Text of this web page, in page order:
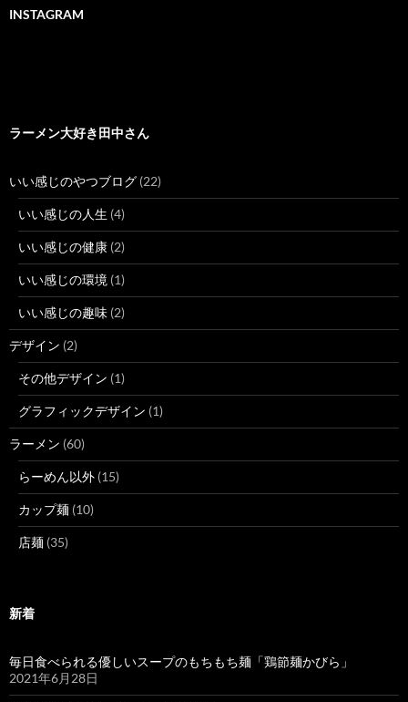
INSTAGRAM
ラーメン大好き田中さん
いい感じのやつブログ (22)
いい感じの人生 (4)
いい感じの健康 (2)
いい感じの環境 (1)
いい感じの趣味 (2)
デザイン (2)
その他デザイン (1)
グラフィックデザイン (1)
ラーメン (60)
らーめん以外 (15)
カップ麺 (10)
店麺 (35)
新着
毎日食べられる優しいスープのもちもち麺「鶏節麺かびら」
2021年6月28日